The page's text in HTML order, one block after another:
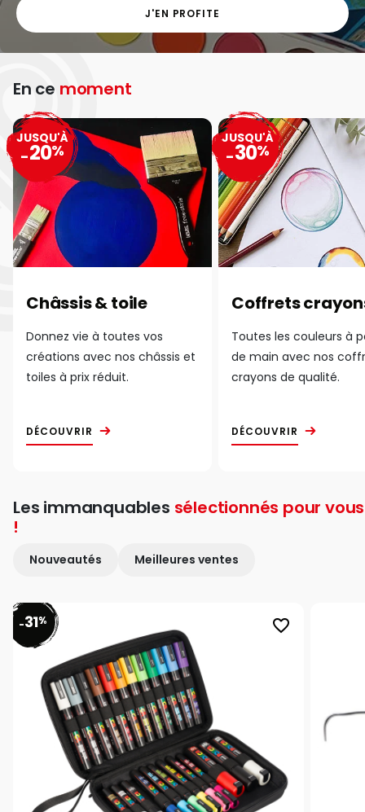
J'EN PROFITE
En ce moment
Châssis & toile
Donnez vie à toutes vos
créations avec nos châssis et
toiles à prix réduit.
DÉCOUVRIR
JUSQU'À
-20%
Coffrets
Toutes les couleurs à
de main avec nos
crayons de qualité.
DÉCOUVRIR
JUSQU'À
-30%
Les immanquables sélectionnés pour vous
!
Nouveautés Meilleures ventes
favorite_border
-31%